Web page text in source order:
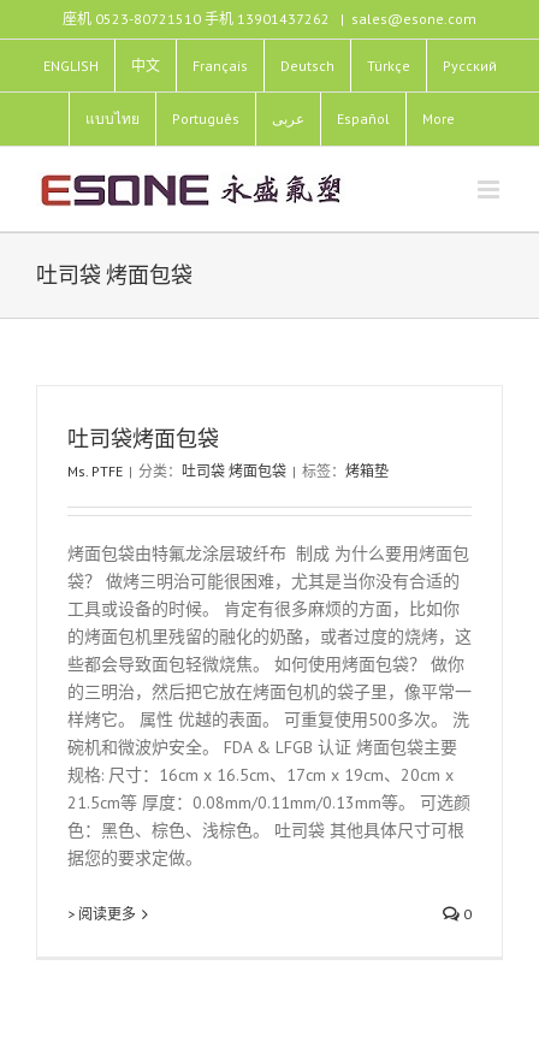
过
容
座机 0523-80721510 手机 13901437262 | sales@esone.com
ENGLISH 中文 Français Deutsch Türkçe Pусский
แบบไทย Português عربى Español More
吐司袋 烤面包袋
吐司袋烤面包袋
Ms. PTFE | 分类： 吐司袋 烤面包袋 | 标签： 烤箱垫
烤面包袋由特氟龙涂层玻纤布 制成 为什么要用烤面包
袋？ 做烤三明治可能很困难，尤其是当你没有合适的
工具或设备的时候。 肯定有很多麻烦的方面，比如你
的烤面包机里残留的融化的奶酪，或者过度的烧烤，这
些都会导致面包轻微烧焦。 如何使用烤面包袋？ 做你
的三明治，然后把它放在烤面包机的袋子里，像平常一
样烤它。 属性 优越的表面。 可重复使用500多次。 洗
碗机和微波炉安全。 FDA & LFGB 认证 烤面包袋主要
规格: 尺寸：16cm x 16.5cm、17cm x 19cm、20cm x
21.5cm等 厚度：0.08mm/0.11mm/0.13mm等。 可选颜
色：黑色、棕色、浅棕色。 吐司袋 其他具体尺寸可根
据您的要求定做。
> 阅读更多 0